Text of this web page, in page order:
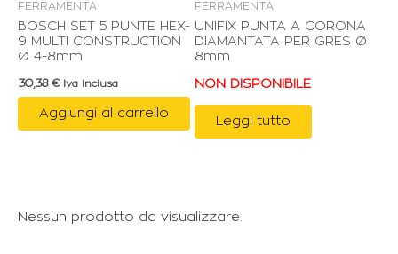
FERRAMENTA
BOSCH SET 5 PUNTE HEX-
9 MULTI CONSTRUCTION
Ø 4-8mm
30,38 € Iva Inclusa
Aggiungi al carrello
FERRAMENTA
UNIFIX PUNTA A CORONA
DIAMANTATA PER GRES Ø
8mm
NON DISPONIBILE
Leggi tutto
Nessun prodotto da visualizzare.